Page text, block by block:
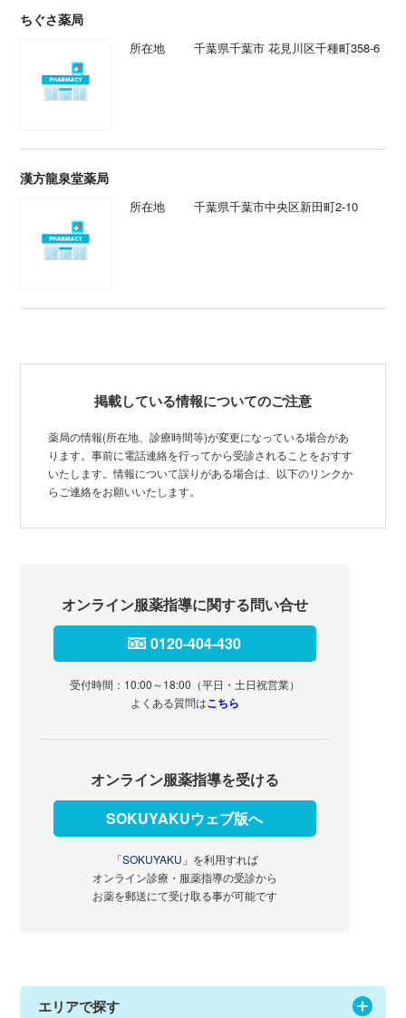
ちぐさ薬局
所在地 千葉県千葉市 花見川区千種町358-6
漢方龍泉堂薬局
所在地 千葉県千葉市中央区新田町2-10
掲載している情報についてのご注意
薬局の情報(所在地、診療時間等)が変更になっている場合があ
ります。事前に電話連絡を行ってから受診されることをおすす
いたします。情報について誤りがある場合は、以下のリンクか
らご連絡をお願いいたします。
オンライン服薬指導に関する問い合せ
0120-404-430
受付時間：10:00～18:00（平日・土日祝営業）
よくある質問はこちら
オンライン服薬指導を受ける
SOKUYAKUウェブ版へ
「SOKUYAKU」 を利用すれば
オンライン診療・服薬指導の受診から
お薬を郵送にて受け取る事が可能です
エリアで探す